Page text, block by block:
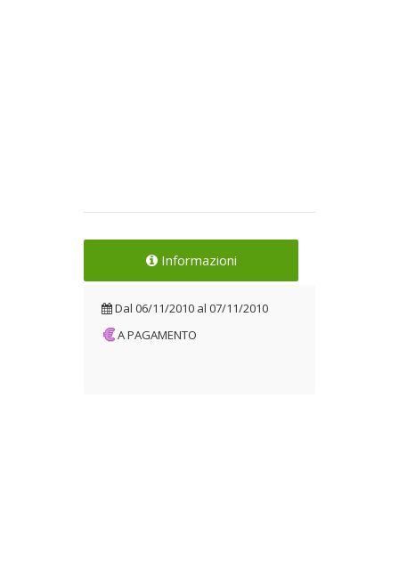
Informazioni
Dal 06/11/2010 al 07/11/2010
A PAGAMENTO